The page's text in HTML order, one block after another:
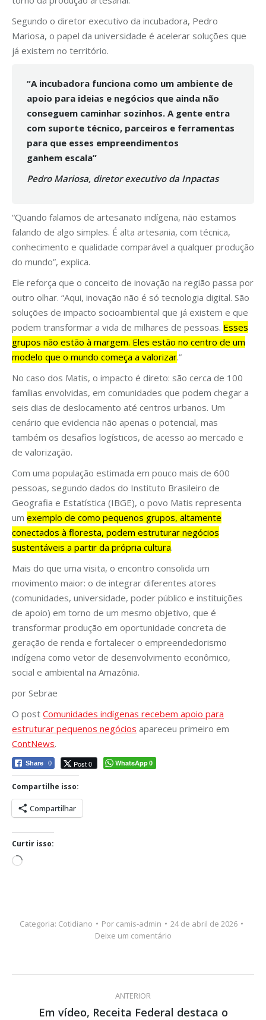
Segundo o diretor executivo da incubadora, Pedro
Mariosa, o papel da universidade é acelerar soluções que
já existem no território.
“A incubadora funciona como um ambiente de
apoio para ideias e negócios que ainda não
conseguem caminhar sozinhos. A gente entra
com suporte técnico, parceiros e ferramentas
para que esses empreendimentos
ganhem escala”
Pedro Mariosa, diretor executivo da Inpactas
“Quando falamos de artesanato indígena, não estamos
falando de algo simples. É alta artesania, com técnica,
conhecimento e qualidade comparável a qualquer produção
do mundo”, explica.
Ele reforça que o conceito de inovação na região passa por
outro olhar. “Aqui, inovação não é só tecnologia digital. São
soluções de impacto socioambiental que já existem e que
podem transformar a vida de milhares de pessoas. Esses
grupos não estão à margem. Eles estão no centro de um
modelo que o mundo começa a valorizar.”
No caso dos Matis, o impacto é direto: são cerca de 100
famílias envolvidas, em comunidades que podem chegar a
seis dias de deslocamento até centros urbanos. Um
cenário que evidencia não apenas o potencial, mas
também os desafios logísticos, de acesso ao mercado e
de valorização.
Com uma população estimada em pouco mais de 600
pessoas, segundo dados do Instituto Brasileiro de
Geografia e Estatística (IBGE), o povo Matis representa
um exemplo de como pequenos grupos, altamente
conectados à floresta, podem estruturar negócios
sustentáveis a partir da própria cultura.
Mais do que uma visita, o encontro consolida um
movimento maior: o de integrar diferentes atores
(comunidades, universidade, poder público e instituições
de apoio) em torno de um mesmo objetivo, que é
transformar produção em oportunidade concreta de
geração de renda e fortalecer o empreendedorismo
indígena como vetor de desenvolvimento econômico,
social e ambiental na Amazônia.
por Sebrae
O post Comunidades indígenas recebem apoio para
estruturar pequenos negócios apareceu primeiro em
ContNews.
Share 0 Post 0 WhatsApp0
Compartilhe isso:
Compartilhar
Curtir isso:
Carregando...
Categoria: Cotidiano Por camis-admin
24 de abril de 2026
Deixe um comentário
NavegaçãoANTERIOR
Em vídeo, Receita Federal destaca o